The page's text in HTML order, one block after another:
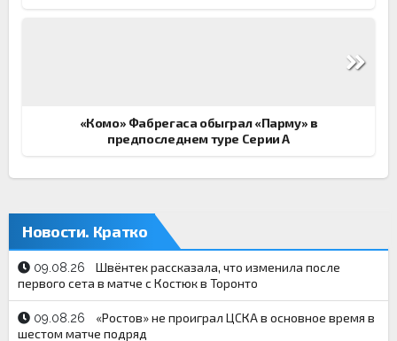
«Комо» Фабрегаса обыграл «Парму» в
предпоследнем туре Серии А
Новости. Кратко
09.08.26
Швёнтек рассказала, что изменила после
первого сета в матче с Костюк в Торонто
09.08.26
«Ростов» не проиграл ЦСКА в основное время в
шестом матче подряд